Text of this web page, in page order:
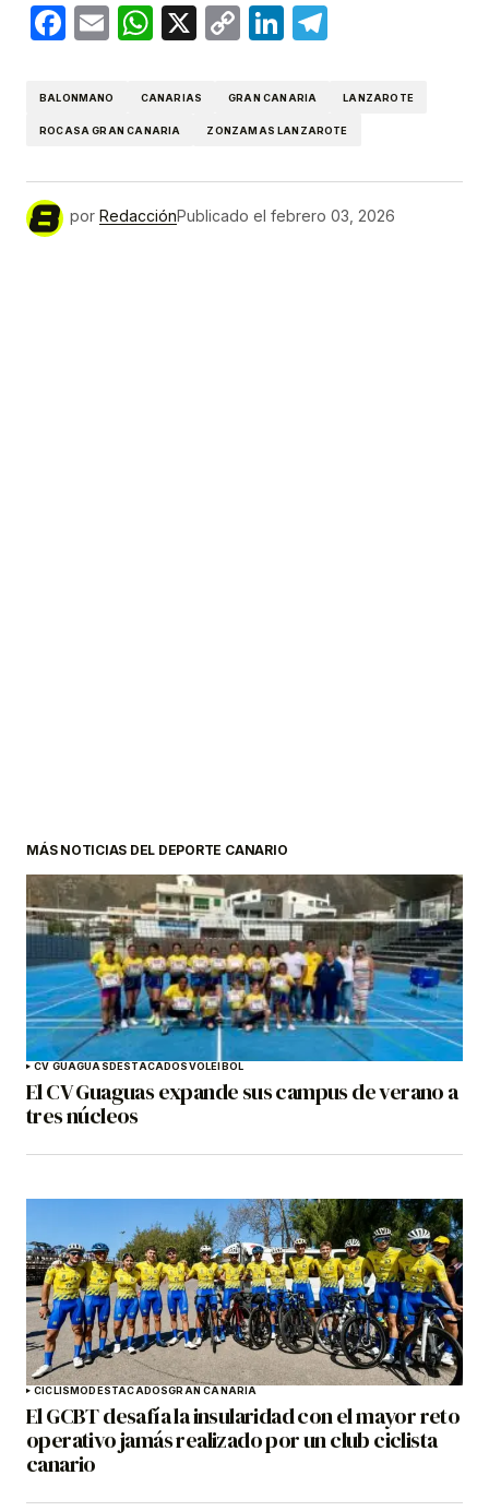
Facebook
EmailWhatsApp
X
CopyLinkedIn
BALONMANO CANARIAS GRAN CANARIA LANZAROTE
ROCASA GRAN CANARIA ZONZAMAS LANZAROTE
por RedacciónPublicado el febrero 03, 2026
MÁS NOTICIAS DEL DEPORTE CANARIO
CV GUAGUASDESTACADOSVOLEIBOL
El CV Guaguas expande sus campus de verano a
tres núcleos
CICLISMODESTACADOSGRAN CANARIA
El GCBT desafía la insularidad con el mayor reto
operativo jamás realizado por un club ciclista
canario